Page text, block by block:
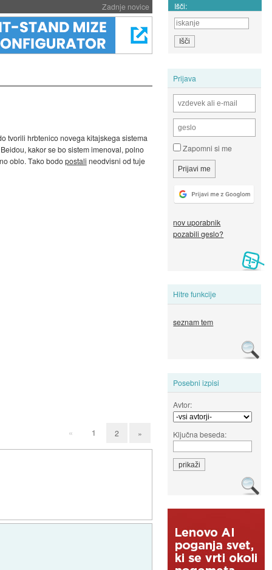
Zadnje novice Išči:
Prijava
Zapomni si me
nov uporabnik
pozabili geslo?
Hitre funkcije
seznam tem
Posebni izpisi
Avtor:
Ključna beseda:
tvorili hrbtenico novega kitajskega sistema
kakor se bo sistem imenoval, polno
oblo. Tako bodopostali neodvisni od tuje
« 1 2 »